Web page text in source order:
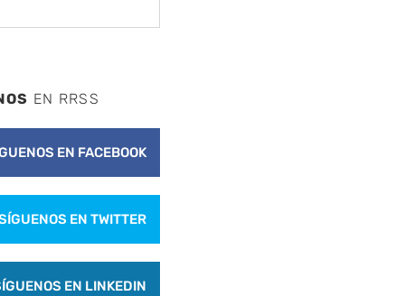
EN RRSS
EN FACEBOOK
EN TWITTER
EN LINKEDIN